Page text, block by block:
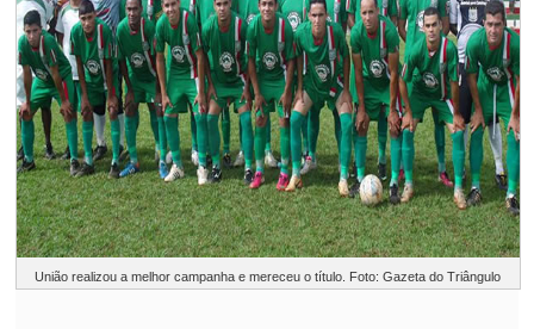
União realizou a melhor campanha e mereceu o título. Foto: Gazeta do Triângulo